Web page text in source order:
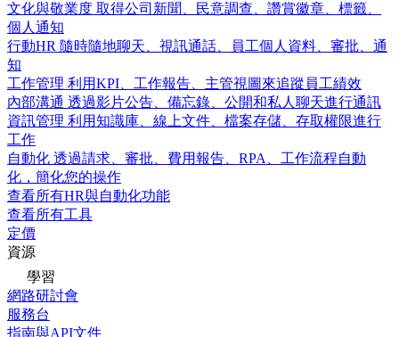
文化與敬業度 取得公司新聞、民意調查、讚賞徽章、標籤、
個人通知
行動HR 隨時隨地聊天、視訊通話、員工個人資料、審批、通
知
工作管理 利用KPI、工作報告、主管視圖來追蹤員工績效
內部溝通 透過影片公告、備忘錄、公開和私人聊天進行通訊
資訊管理 利用知識庫、線上文件、檔案存儲、存取權限進行
工作
自動化 透過請求、審批、費用報告、RPA、工作流程自動
化，簡化您的操作
查看所有HR與自動化功能
查看所有工具
定價
資源
學習
網路研討會
服務台
指南與API文件